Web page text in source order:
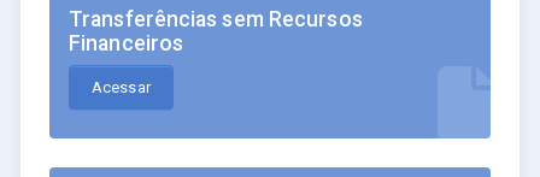
Transferências sem Recursos
Financeiros
Acessar